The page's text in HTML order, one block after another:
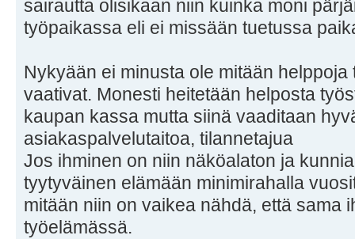
sairautta olisikaan niin kuinka moni
työpaikassa eli ei missään tuetussa
Nykyään ei minusta ole mitään
vaativat. Monesti heitetään helposta
kaupan kassa mutta siinä vaaditaan
asiakaspalvelutaitoa, tilannetajua
Jos ihminen on niin näköalaton ja
tyytyväinen elämään minimirahalla
mitään niin on vaikea nähdä, että sama
työelämässä.